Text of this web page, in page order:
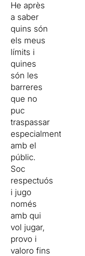
He après
a saber
quins són
els meus
límits i
quines
són les
barreres
que no
puc
traspassar
especialment
amb el
públic.
Soc
respectuós
i jugo
només
amb qui
vol jugar,
provo i
valoro fins